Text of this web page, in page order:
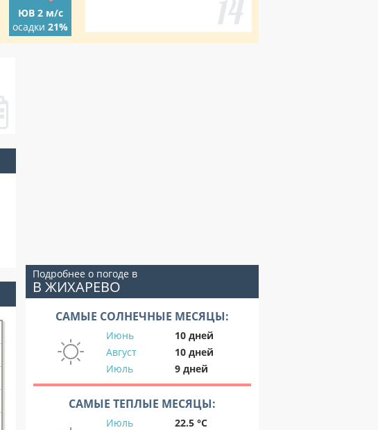
ЮВ 2 м/с
осадки 21%
Подробнее о погоде в
В ЖИХАРЕВО
САМЫЕ СОЛНЕЧНЫЕ МЕСЯЦЫ:
Июнь
10 дней
Август
10 дней
Июль
9 дней
САМЫЕ ТЕПЛЫЕ МЕСЯЦЫ:
Июль
22.5 °C